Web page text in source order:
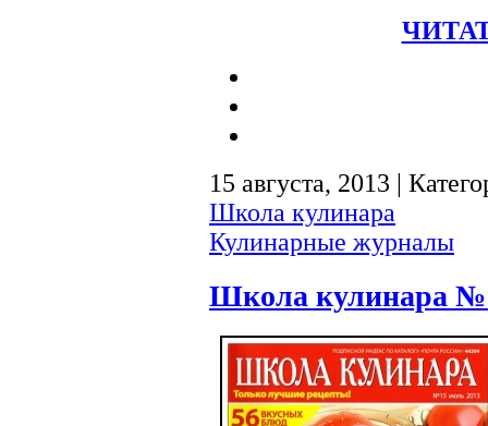
15 августа, 2013 |
Школа кулинара
Кулинарные журналы
Школа кулинара